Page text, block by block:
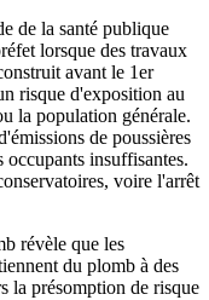
de la santé publique
lorsque des travaux
avant le 1er
risque d'exposition au
la population générale.
de poussières
occupants insuffisantes.
voire l'arrêt
révèle que les
du plomb à des
la présomption de risque